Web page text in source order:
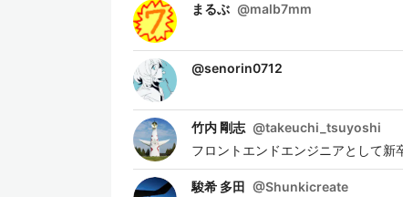
まるぶ @malb7mm
@senorin0712
竹内 剛志 @takeuchi_tsuyoshi
フロントエンドエンジニアとして新
駿希 多田 @Shunkicreate